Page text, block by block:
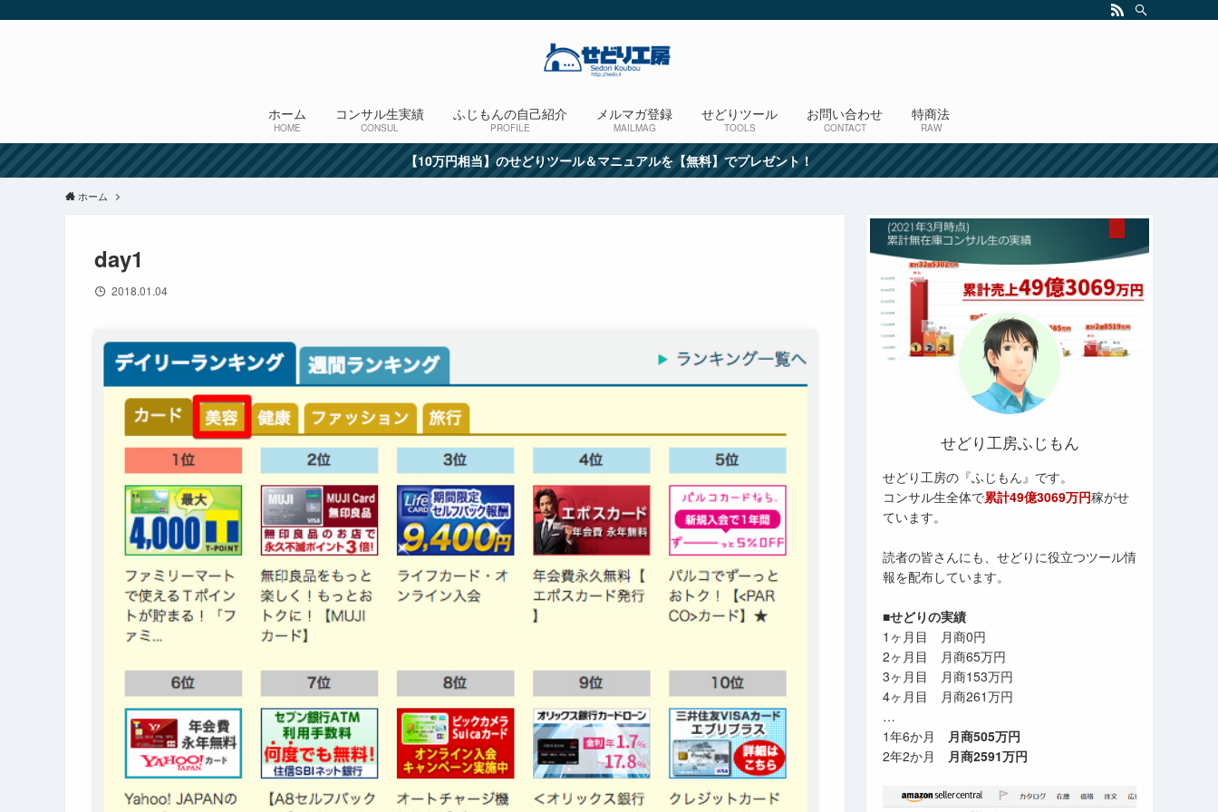
ホーム
HOME
コンサル生実績
CONSUL
ふじもんの自己紹介
PROFILE
メルマガ登録
MAILMAG
せどりツール
TOOLS
お問い合わせ
CONTACT
特商法
RAW
【10万円相当】のせどりツール＆マニュアルを【無料】でプレゼント！
ホーム
day1
2018.01.04
せどり工房ふじもん
せどり工房の『ふじもん』です。
コンサル生全体で累計49億3069万円稼がせ
ています。
読者の皆さんにも、せどりに役立つツール情
報を配布しています。
■せどりの実績
1ヶ月目 月商0円
2ヶ月目 月商65万円
3ヶ月目 月商153万円
4ヶ月目 月商261万円
…
1年6か月 月商505万円
2年2か月 月商2591万円